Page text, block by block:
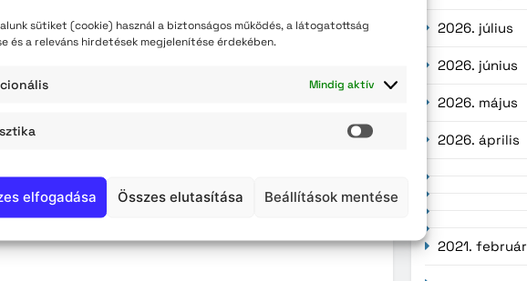
sütiket (cookie) használ a biztonságos működés, a látogatottság
és a releváns hirdetések megjelenítése érdekében.
Mindig aktív
Statisztika
elfogadása Összes elutasítása Beállítások mentése
2022. évi költségvetéséről szóló 5/2022. (II. 24.)
2021. évi költségvetéséről szóló 4/2021. (II.18.)
2020. évi költségvetéséről szóló 5/2020. (II. 27.)
2026. július
2026. június
2026. május
2026. április
2021. február